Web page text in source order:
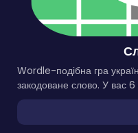
Wordle-подібна гра
закодоване слово. У вас